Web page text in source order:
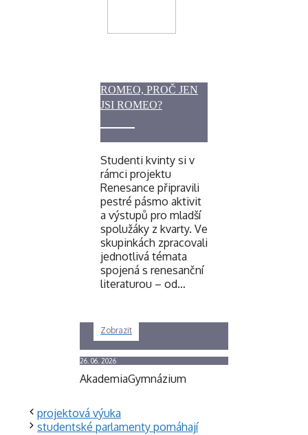
ROMEO, PROČ JEN
JSI ROMEO?
Studenti kvinty si v
rámci projektu
Renesance připravili
pestré pásmo aktivit
a výstupů pro mladší
spolužáky z kvarty. Ve
skupinkách zpracovali
jednotlivá témata
spojená s renesanční
literaturou – od…
Zobrazit
26. 06. 2026
AkademiaGymnázium
projektová výuka
studentské parlamenty pomáhají